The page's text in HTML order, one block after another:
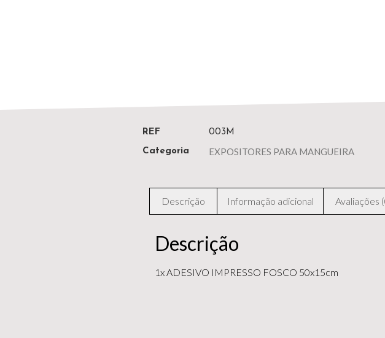
REF 003M
Categoria EXPOSITORES PARA MANGUEIRA
Descrição Informação adicional Avaliações
Descrição
1x ADESIVO IMPRESSO FOSCO 50x15cm